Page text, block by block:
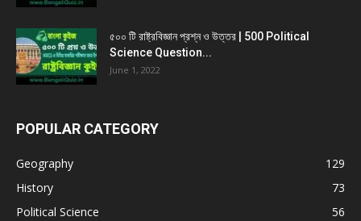
৫০০ টি রাষ্ট্রবিজ্ঞান প্রশ্ন ও উত্তর | 500 Political
Science Question...
June 1, 2022
POPULAR CATEGORY
Geography
129
History
73
Political Science
56